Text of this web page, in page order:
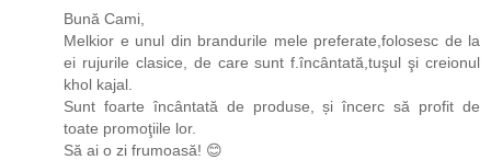
Bună Cami,
Melkior e unul din brandurile mele preferate,folosesc de la
ei rujurile clasice, de care sunt f.încântată,tuşul şi creionul
khol kajal.
Sunt foarte încântată de produse, și încerc să profit de
toate promoţiile lor.
Să ai o zi frumoasă! 😊